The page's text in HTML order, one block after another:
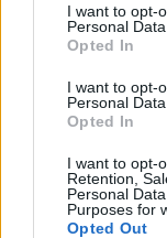
I want to opt-
Personal Data.
Opted In
I want to opt-
Personal
Opted In
I want to opt-
Retention,
Personal
Purposes for
Opted Out
vil føre til de
man har i
Logg inn
Kontakt